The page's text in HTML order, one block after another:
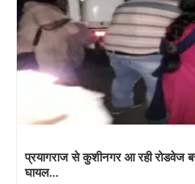
प्रयागराज से कुशीनगर आ रही रोडवेज
घायल…